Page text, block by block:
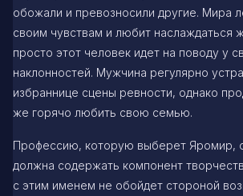
обожали и превозносили другие. Мира
своим чувствам и любит наслаждаться
просто этот человек идет на поводу у
наклонностей. Мужчина регулярно
избраннице сцены ревности, однако
же горячо любить свою семью.
Профессию, которую выберет Яромир,
должна содержать компонент
с этим именем не обойдет стороной